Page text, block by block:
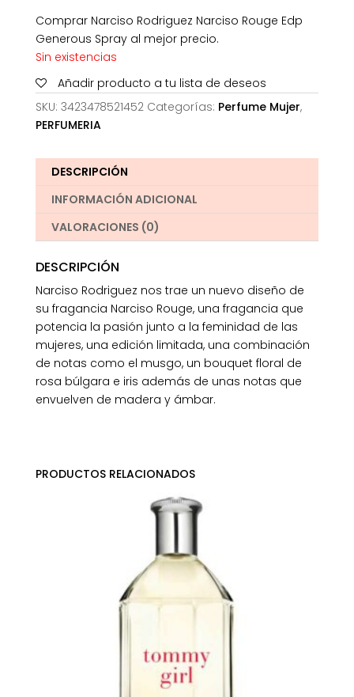
Comprar Narciso Rodriguez Narciso Rouge Edp
Generous Spray al mejor precio.
Sin existencias
Añadir producto a tu lista de deseos
SKU: 3423478521452 Categorías: Perfume Mujer,
PERFUMERIA
DESCRIPCIÓN
INFORMACIÓN ADICIONAL
VALORACIONES (0)
DESCRIPCIÓN
Narciso Rodriguez nos trae un nuevo diseño de
su fragancia Narciso Rouge, una fragancia que
potencia la pasión junto a la feminidad de las
mujeres, una edición limitada, una combinación
de notas como el musgo, un bouquet floral de
rosa búlgara e iris además de unas notas que
envuelven de madera y ámbar.
PRODUCTOS RELACIONADOS